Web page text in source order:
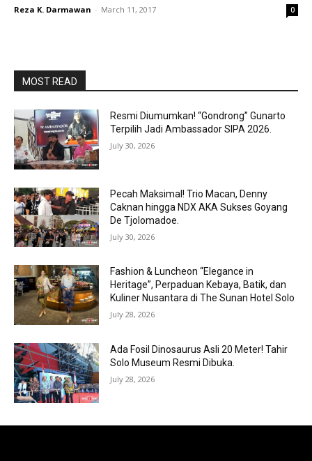
Reza K. Darmawan - March 11, 2017 0
MOST READ
Resmi Diumumkan! “Gondrong” Gunarto
Terpilih Jadi Ambassador SIPA 2026.
July 30, 2026
Pecah Maksimal! Trio Macan, Denny
Caknan hingga NDX AKA Sukses Goyang
De Tjolomadoe.
July 30, 2026
Fashion & Luncheon “Elegance in
Heritage”, Perpaduan Kebaya, Batik, dan
Kuliner Nusantara di The Sunan Hotel Solo
July 28, 2026
Ada Fosil Dinosaurus Asli 20 Meter! Tahir
Solo Museum Resmi Dibuka.
July 28, 2026